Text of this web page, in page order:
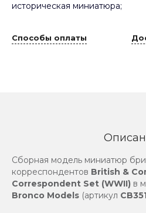
историческая миниатюра;
Способы оплаты
Сборная модель миниатюр
корреспондентов British &
Correspondent Set (WWII) в
Bronco Models (артикул